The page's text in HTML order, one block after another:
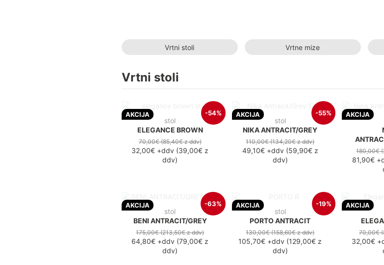
Vrtni stoli Vrtne mize
Vrtni stoli
AKCIJA -54%
stol
ELEGANCE BROWN
70,00€(85,40€z ddv)
32,00€ +ddv (39,00€ z
ddv)
AKCIJA -55%
stol
NIKA ANTRACIT/GREY
110,00€(134,20€z ddv)
49,10€+ddv(59,90€z
ddv)
AKCIJA
180,00€
81,90€
AKCIJA -63%
stol
BENI ANTRACIT/GREY
175,00€(213,50€z ddv)
64,80€ +ddv (79,00€ z
ddv)
AKCIJA -19%
stol
PORTO ANTRACIT
130,00€(158,60€z ddv)
105,70€ +ddv (129,00€ z
ddv)
AKCIJA
70,00€
32,00€